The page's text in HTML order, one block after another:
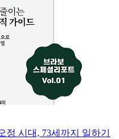
정 시대, 73세까지 일하기